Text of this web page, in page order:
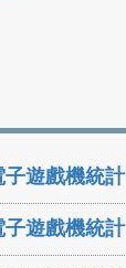
遊戲機統計
遊戲機統計